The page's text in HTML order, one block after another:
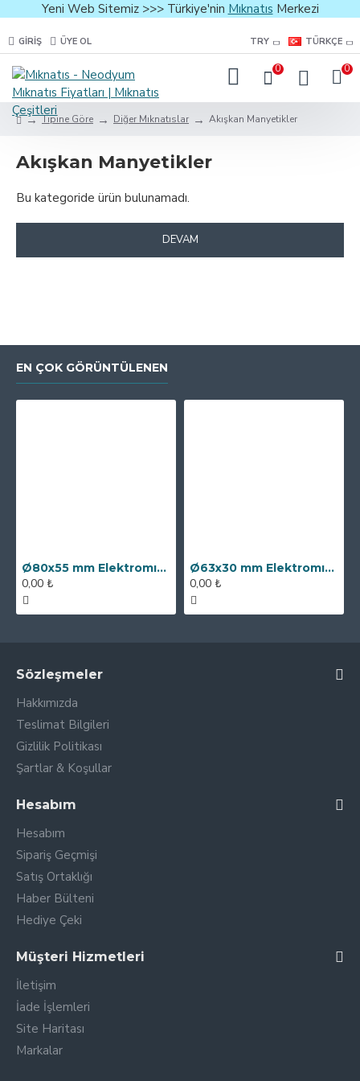
Yeni Web Sitemiz >>> Türkiye'nin Mıknatıs Merkezi
GIRIŞ ÜYE OL TRY TÜRKÇE
0 0
Tipine Göre Diğer Mıknatıslar Akışkan Manyetikler
Akışkan Manyetikler
Bu kategoride ürün bulunamadı.
DEVAM
EN ÇOK GÖRÜNTÜLENEN
Ø80x55 mm Elektromıknatıs - 250 kg Çekim Gücü
0,00 ₺
Ø63x30 mm Elektromıknatıs - 100 kg Çekim Gücü
0,00 ₺
Sözleşmeler
Hakkımızda
Teslimat Bilgileri
Gizlilik Politikası
Şartlar & Koşullar
Hesabım
Hesabım
Sipariş Geçmişi
Satış Ortaklığı
Haber Bülteni
Hediye Çeki
Müşteri Hizmetleri
İletişim
İade İşlemleri
Site Haritası
Markalar